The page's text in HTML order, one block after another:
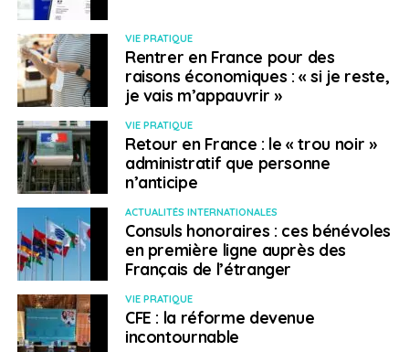
VIE PRATIQUE
Rentrer en France pour des
raisons économiques : « si je reste,
je vais m’appauvrir »
VIE PRATIQUE
Retour en France : le « trou noir »
administratif que personne
n’anticipe
ACTUALITÉS INTERNATIONALES
Consuls honoraires : ces bénévoles
en première ligne auprès des
Français de l’étranger
VIE PRATIQUE
CFE : la réforme devenue
incontournable